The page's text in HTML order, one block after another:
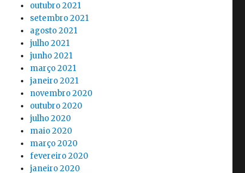
outubro 2021
setembro 2021
agosto 2021
julho 2021
junho 2021
março 2021
janeiro 2021
novembro 2020
outubro 2020
julho 2020
maio 2020
março 2020
fevereiro 2020
janeiro 2020